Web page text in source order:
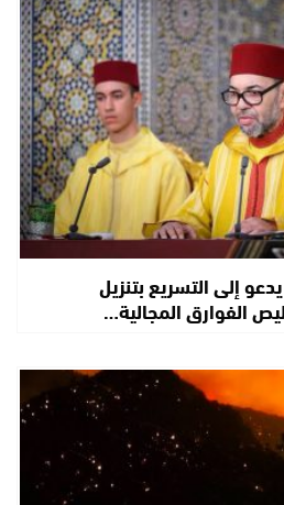
إلى التسريع بتنزيل
الفوارق المجالية…